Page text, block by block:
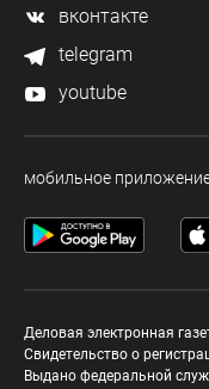
вконтакте
telegram
youtube
мобильное
Деловая электронная
Свидетельство о
Выдано федеральной